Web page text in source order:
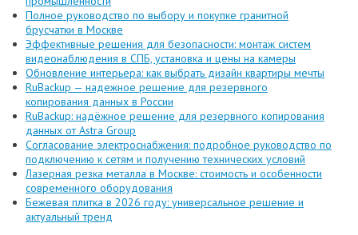
Полное руководство по выбору и покупке гранитной
брусчатки в Москве
Эффективные решения для безопасности: монтаж систем
видеонаблюдения в СПБ, установка и цены на камеры
Обновление интерьера: как выбрать дизайн квартиры мечты
RuBackup — надежное решение для резервного
копирования данных в России
RuBackup: надёжное решение для резервного копирования
данных от Astra Group
Согласование электроснабжения: подробное руководство по
подключению к сетям и получению технических условий
Лазерная резка металла в Москве: стоимость и особенности
современного оборудования
Бежевая плитка в 2026 году: универсальное решение и
актуальный тренд